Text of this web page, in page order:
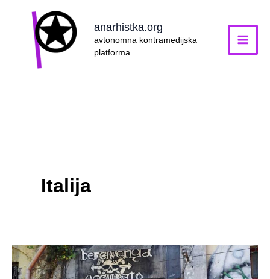
anarhistka.org
avtonomna kontramedijska
platforma
Italija